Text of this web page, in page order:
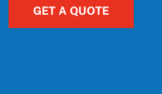
GET A QUOTE